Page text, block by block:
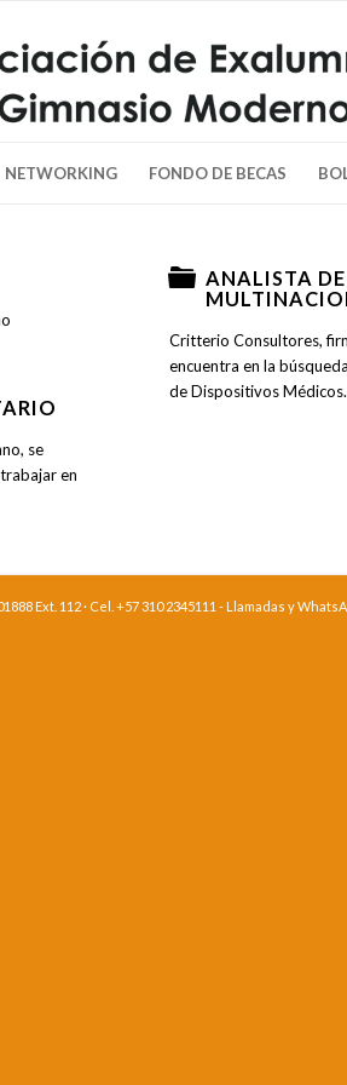
NETWORKING FONDO DE BECAS
se
en
ANALISTA
Critterio Consultores,
encuentra en la
de Dispositivos Médicos.
Ext. 112 · Cel. +57 310 2345111 - Llamadas y